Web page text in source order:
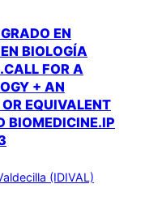
EN
BIOLOGÍA
FOR A
+ AN
EQUIVALENT
BIOMEDICINE.IP
(IDIVAL)